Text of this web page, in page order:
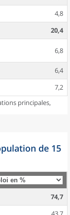
4,8
20,4
6,8
6,4
7,2
principales,
de 15
74,7